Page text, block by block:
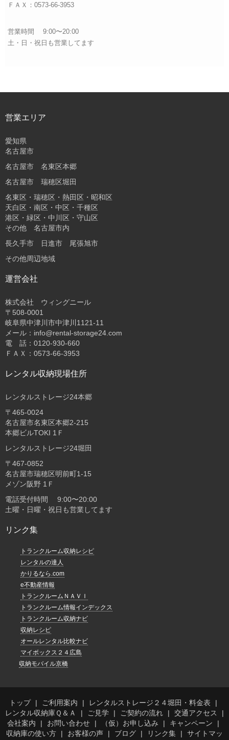
ＦＡＸ：0573-66-3953
営業時間 9:00〜20:00
土・日・祝日も営業してます
営業エリア
愛知県
名古屋市
名古屋市 名東区本郷
名古屋市 瑞穂区堀田
名東区・瑞穂区・熱田区・昭和区
天白区・南区・中区・千種区
港区・緑区・中川区・守山区
その他 名古屋市内
長久手市 日進市 尾張旭市
その他周辺地域
運営会社
株式会社 ウィングニール
〒508-0001
岐阜県中津川市中津川1121-11
メール：info@rental-storage24.com
電 話：0120-930-660
ＦＡＸ：0573-66-3953
レンタル収納現場住所
レンタルストレージ24本郷
〒465-0024
名古屋市名東区本郷2-215
本郷ビルTOKI 1Ｆ
レンタルストレージ24堀田
〒467-0852
名古屋市瑞穂区明前町1-15
メゾン阪野 1Ｆ
電話受付時間 9:00〜20:00
土曜・日曜・祝日も営業してます
リンク集
トランクルーム収納レシピ
レンタルの達人
かりるなら.com
e不動産情報
トランクルームＮＡＶＩ
トランクルーム情報インデックス
トランクルーム収納ナビ
収納レシピ
オールレンタル比較ナビ
マイボックス２４広島
収納モバイル京橋
トップ ご利用案内
レンタルストレージ２４堀田・料金表
レンタル収納庫Ｑ＆Ａ
ご見学 ご契約の流れ
交通アクセス
会社案内
お問い合わせ （仮）お申し込み
キャンペーン
収納庫の使い方
お客様の声 ブログ リンク集
サイトマッ